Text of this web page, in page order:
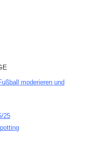
moderieren und
25